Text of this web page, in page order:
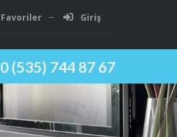
Favoriler Giriş
0 (535) 744 87 67